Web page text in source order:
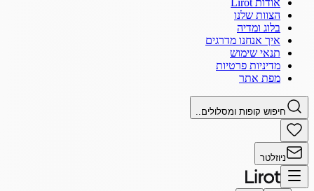
אודות Lirot
הצוות שלנו
בלוג ומדיה
איך אנחנו מדרגים
תנאי שימוש
מדיניות פרטיות
מפת אתר
חיפוש קופות ומסלולים..
ניוזלטר